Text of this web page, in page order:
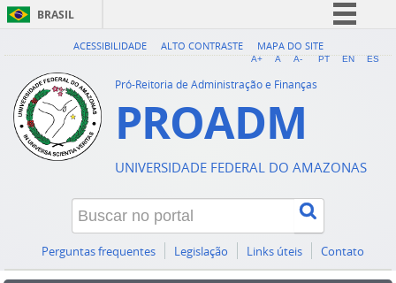
BRASIL
Simplifique!
Acesso à informação
ACESSIBILIDADE ALTO CONTRASTE MAPA DO SITE
A+ A A- PT EN ES
Pró-Reitoria de Administração e Finanças
PROADM
UNIVERSIDADE FEDERAL DO AMAZONAS
Perguntas frequentes Legislação Links úteis Contato